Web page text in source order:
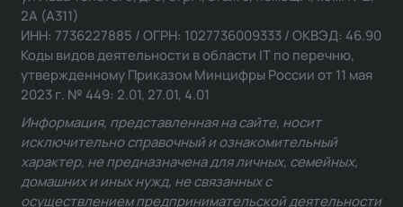
2А (А311)
ИНН: 7736227885 / ОГРН: 1027736009333 / ОКВЭД: 46.90
Коды видов деятельности в области IT по перечню,
утвержденному Приказом Минцифры России от 11 мая
2023 г. № 449: 2.01, 27.01, 4.01
Информация, представленная на сайте, носит
исключительно справочный и ознакомительный
характер, не предназначена для личных, семейных,
домашних и иных нужд, не связанных с
осуществлением предпринимательской деятельности